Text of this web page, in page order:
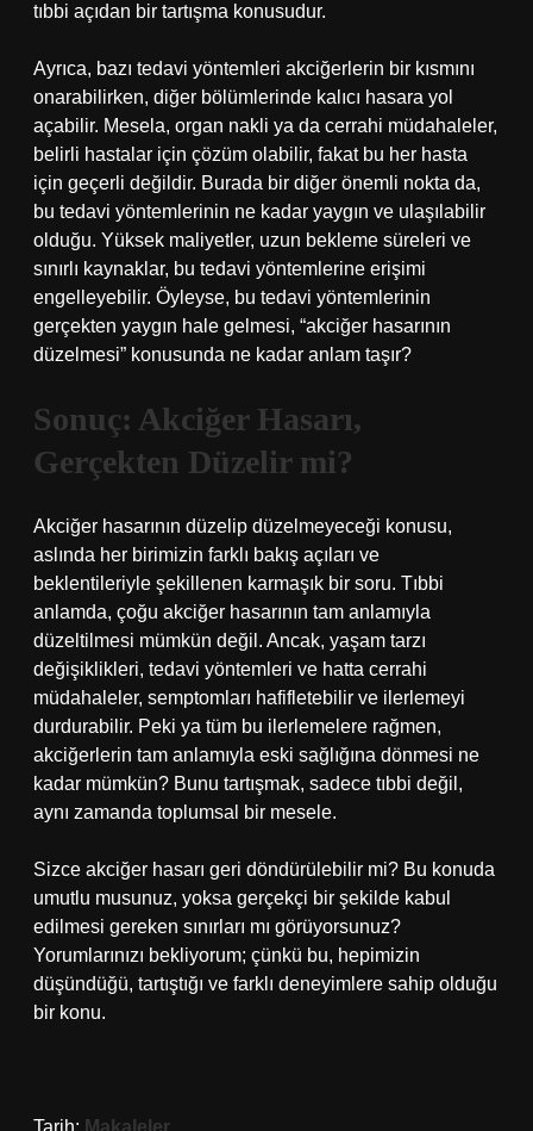
tıbbi açıdan bir tartışma konusudur.
Ayrıca, bazı tedavi yöntemleri akciğerlerin bir kısmını
onarabilirken, diğer bölümlerinde kalıcı hasara yol
açabilir. Mesela, organ nakli ya da cerrahi müdahaleler,
belirli hastalar için çözüm olabilir, fakat bu her hasta
için geçerli değildir. Burada bir diğer önemli nokta da,
bu tedavi yöntemlerinin ne kadar yaygın ve ulaşılabilir
olduğu. Yüksek maliyetler, uzun bekleme süreleri ve
sınırlı kaynaklar, bu tedavi yöntemlerine erişimi
engelleyebilir. Öyleyse, bu tedavi yöntemlerinin
gerçekten yaygın hale gelmesi, “akciğer hasarının
düzelmesi” konusunda ne kadar anlam taşır?
Sonuç: Akciğer Hasarı,
Gerçekten Düzelir mi?
Akciğer hasarının düzelip düzelmeyeceği konusu,
aslında her birimizin farklı bakış açıları ve
beklentileriyle şekillenen karmaşık bir soru. Tıbbi
anlamda, çoğu akciğer hasarının tam anlamıyla
düzeltilmesi mümkün değil. Ancak, yaşam tarzı
değişiklikleri, tedavi yöntemleri ve hatta cerrahi
müdahaleler, semptomları hafifletebilir ve ilerlemeyi
durdurabilir. Peki ya tüm bu ilerlemelere rağmen,
akciğerlerin tam anlamıyla eski sağlığına dönmesi ne
kadar mümkün? Bunu tartışmak, sadece tıbbi değil,
aynı zamanda toplumsal bir mesele.
Sizce akciğer hasarı geri döndürülebilir mi? Bu konuda
umutlu musunuz, yoksa gerçekçi bir şekilde kabul
edilmesi gereken sınırları mı görüyorsunuz?
Yorumlarınızı bekliyorum; çünkü bu, hepimizin
düşündüğü, tartıştığı ve farklı deneyimlere sahip olduğu
bir konu.
Tarih: Makaleler